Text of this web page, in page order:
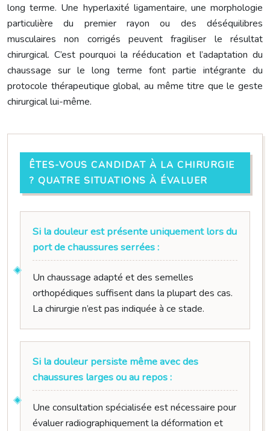
long terme. Une hyperlaxité ligamentaire, une morphologie
particulière du premier rayon ou des déséquilibres
musculaires non corrigés peuvent fragiliser le résultat
chirurgical. C’est pourquoi la rééducation et l’adaptation du
chaussage sur le long terme font partie intégrante du
protocole thérapeutique global, au même titre que le geste
chirurgical lui-même.
ÊTES-VOUS CANDIDAT À LA CHIRURGIE
? QUATRE SITUATIONS À ÉVALUER
Si la douleur est présente uniquement lors du
port de chaussures serrées :
Un chaussage adapté et des semelles
orthopédiques suffisent dans la plupart des cas.
La chirurgie n’est pas indiquée à ce stade.
Si la douleur persiste même avec des
chaussures larges ou au repos :
Une consultation spécialisée est nécessaire pour
évaluer radiographiquement la déformation et